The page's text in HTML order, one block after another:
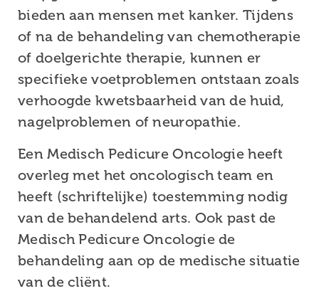
bieden aan mensen met kanker. Tijdens
of na de behandeling van chemotherapie
of doelgerichte therapie, kunnen er
specifieke voetproblemen ontstaan zoals
verhoogde kwetsbaarheid van de huid,
nagelproblemen of neuropathie.
Een Medisch Pedicure Oncologie heeft
overleg met het oncologisch team en
heeft (schriftelijke) toestemming nodig
van de behandelend arts. Ook past de
Medisch Pedicure Oncologie de
behandeling aan op de medische situatie
van de cliënt.